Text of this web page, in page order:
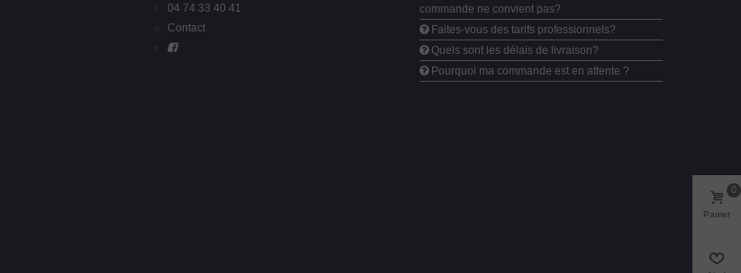
04 74 33 40 41
Contact
commande ne convient pas?
Faites-vous des tarifs professionnels?
Quels sont les délais de livraison?
Pourquoi ma commande est en attente ?
Panier
0